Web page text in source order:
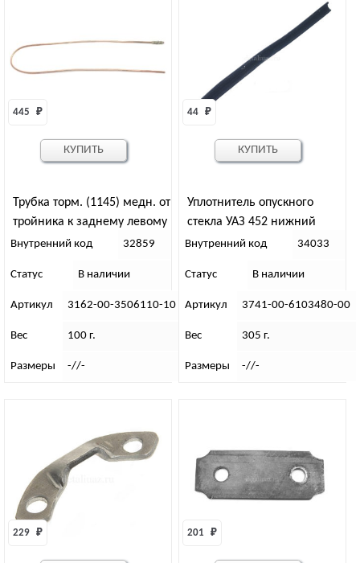
Трубка торм. (1145) медн. от
тройника к заднему левому
тормозу УАЗ 3163 (409 дв.)
445 ₽
Внутренний код 32859
Статус В наличии
Артикул 3162-00-3506110-10
Вес 100 г.
Размеры -//-
КУПИТЬ
Уплотнитель опускного
стекла УАЗ 452 нижний
(бархотка короткая)
44 ₽
Внутренний код 34033
Статус В наличии
Артикул 3741-00-6103480-00
Вес 305 г.
Размеры -//-
КУПИТЬ
229 ₽ 201 ₽